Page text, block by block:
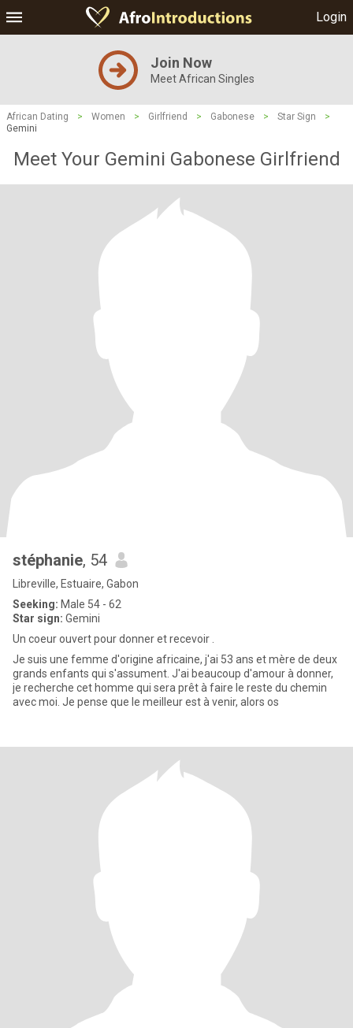
Login
Join Now
Meet African Singles
African Dating > Women > Girlfriend > Gabonese > Star Sign
>
Gemini
Meet Your Gemini Gabonese Girlfriend
stéphanie, 54
Libreville, Estuaire, Gabon
Seeking: Male 54 - 62
Star sign: Gemini
Un coeur ouvert pour donner et recevoir .
Je suis une femme d'origine africaine, j'ai 53 ans et mère de deux
grands enfants qui s'assument. J'ai beaucoup d'amour à donner,
je recherche cet homme qui sera prêt à faire le reste du chemin
avec moi. Je pense que le meilleur est à venir, alors os